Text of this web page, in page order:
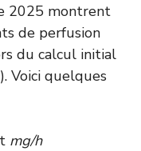
2025 montrent
de perfusion
du calcul initial
Voici quelques
mg/h